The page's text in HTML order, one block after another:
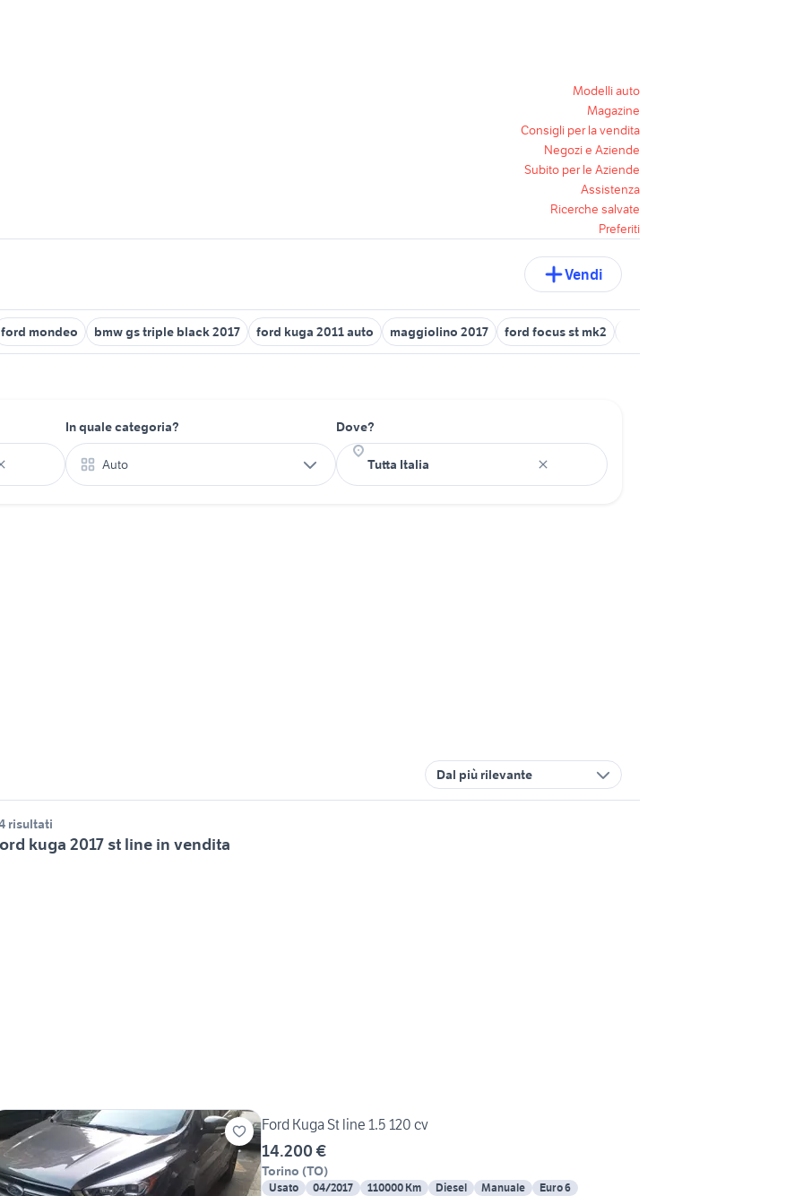
Modelli auto
Magazine
Consigli per la vendita
Negozi e Aziende
Subito per le Aziende
Assistenza
Ricerche salvate
Preferiti
Vendi
ford mondeo bmw gs triple black 2017 ford kuga 2011 auto maggiolino 2017 ford focus st mk2
In quale categoria?
Auto
Dove?
Dal più rilevante
risultati
kuga 2017 st line in vendita
Ford Kuga St line 1.5 120 cv
14.200 €
Torino (TO)
Usato 04/2017 110000 Km Diesel Manuale Euro 6